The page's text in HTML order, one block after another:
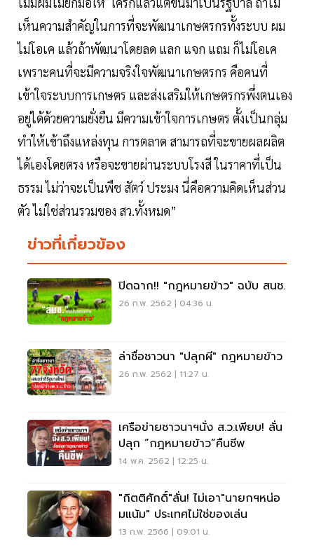
เห็นความสำคัญในการที่จะพัฒนาเกษตรกรทั้งระบบ ผม
ไม่โอเค แล้วถ้าพัฒนาโดยลด แลก แจก แถม ก็ไม่โอเค
เพราะคนที่จะมีความจริงใจพัฒนาเกษตรกร คือคนที่
เข้าใจระบบการเกษตร และส่งเสริมให้เกษตรกรพึ่งตนเอง
อยู่ได้ด้วยความยั่งยืน มีความเข้าใจการเกษตร ตั้งเป็นกลุ่ม
ทำให้เข้าถึงแหล่งทุน การตลาด สามารถที่จะขายผลผลิต
ได้เองโดยตรง หรือจะขายผ่านระบบโรงสี ในราคาที่เป็น
ธรรม ไม่ว่าจะเป็นพืช สัตว์ ประมง นี่คือความคิดเห็นส่วน
ตัว ไม่ใช่ส่วนรวมของ สว.ทั้งหมด”
ข่าวที่เกี่ยวข้อง
ปิดฉาก!! "กฎหมายข้าว" ฉบับ สนช.
26 ก.พ. 2562 | 04:36 น.
ล่าชื่อชาวนา "ปลุกผี" กฎหมายข้าว
26 ก.พ. 2562 | 11:27 น.
เครือข่ายชาวนาฯนั่ง ส.ว.เพียบ! ลั่น
ปลุก “กฎหมายข้าว”คืนชีพ
14 พ.ค. 2562 | 12:25 น.
"กิตติศักดิ์"ลั่น! ไม่เอา"นายกฯหน่อ
มแน้ม" ประเทศไม่ใช่ของเล่น
13 ก.พ. 2566 | 09:01 น.